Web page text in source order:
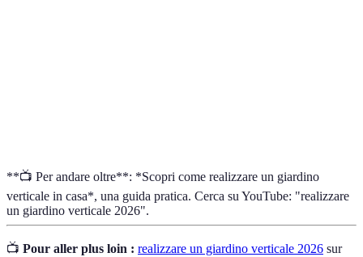
**📺 Per andare oltre**: *Scopri come realizzare un giardino
verticale in casa*, una guida pratica. Cerca su YouTube: "realizzare
un giardino verticale 2026".
📺 Pour aller plus loin : realizzare un giardino verticale 2026 sur